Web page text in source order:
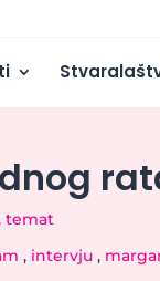
temat
, intervju ,